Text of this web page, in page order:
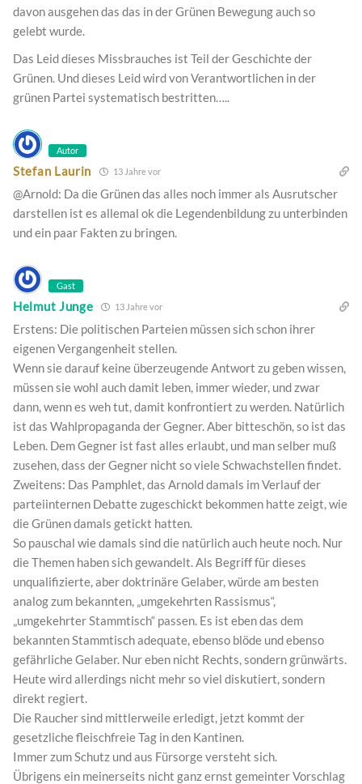
davon ausgehen das das in der Grünen Bewegung auch so
gelebt wurde.
Das Leid dieses Missbrauches ist Teil der Geschichte der
Grünen. Und dieses Leid wird von Verantwortlichen in der
grünen Partei systematisch bestritten…..
Autor
Stefan Laurin 13 Jahre vor
@Arnold: Da die Grünen das alles noch immer als Ausrutscher
darstellen ist es allemal ok die Legendenbildung zu unterbinden
und ein paar Fakten zu bringen.
Gast
Helmut Junge 13 Jahre vor
Erstens: Die politischen Parteien müssen sich schon ihrer
eigenen Vergangenheit stellen.
Wenn sie darauf keine überzeugende Antwort zu geben wissen,
müssen sie wohl auch damit leben, immer wieder, und zwar
dann, wenn es weh tut, damit konfrontiert zu werden. Natürlich
ist das Wahlpropaganda der Gegner. Aber bitteschön, so ist das
Leben. Dem Gegner ist fast alles erlaubt, und man selber muß
zusehen, dass der Gegner nicht so viele Schwachstellen findet.
Zweitens: Das Pamphlet, das Arnold damals im Verlauf der
parteiinternen Debatte zugeschickt bekommen hatte zeigt, wie
die Grünen damals getickt hatten.
So pauschal wie damals sind die natürlich auch heute noch. Nur
die Themen haben sich gewandelt. Als Begriff für dieses
unqualifizierte, aber doktrinäre Gelaber, würde am besten
analog zum bekannten, „umgekehrten Rassismus“,
„umgekehrter Stammtisch“ passen. Es ist eben das dem
bekannten Stammtisch adequate, ebenso blöde und ebenso
gefährliche Gelaber. Nur eben nicht Rechts, sondern grünwärts.
Heute wird allerdings nicht mehr so viel diskutiert, sondern
direkt regiert.
Die Raucher sind mittlerweile erledigt, jetzt kommt der
gesetzliche fleischfreie Tag in den Kantinen.
Immer zum Schutz und aus Fürsorge versteht sich.
Übrigens ein meinerseits nicht ganz ernst gemeinter Vorschlag